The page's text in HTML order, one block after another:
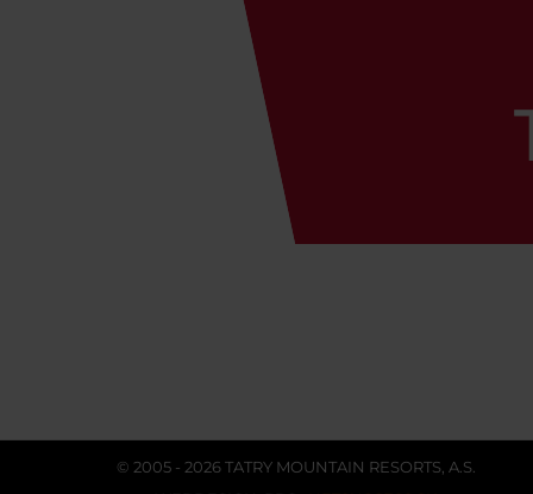
© 2005 - 2026 TATRY MOUNTAIN RESORTS, A.S.